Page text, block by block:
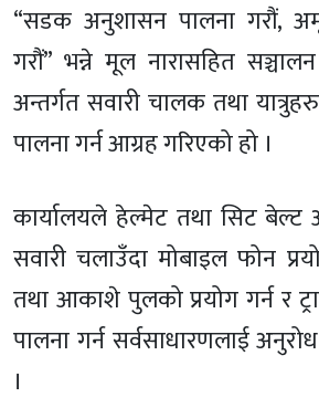
“सडक अनुशासन पालना गरौं,
गरौं” भन्ने मूल नारासहित
अन्तर्गत सवारी चालक तथा
पालना गर्न आग्रह गरिएको हो ।
कार्यालयले हेल्मेट तथा सिट बेल्ट
सवारी चलाउँदा मोबाइल फोन
तथा आकाशे पुलको प्रयोग गर्न र
पालना गर्न सर्वसाधारणलाई
।